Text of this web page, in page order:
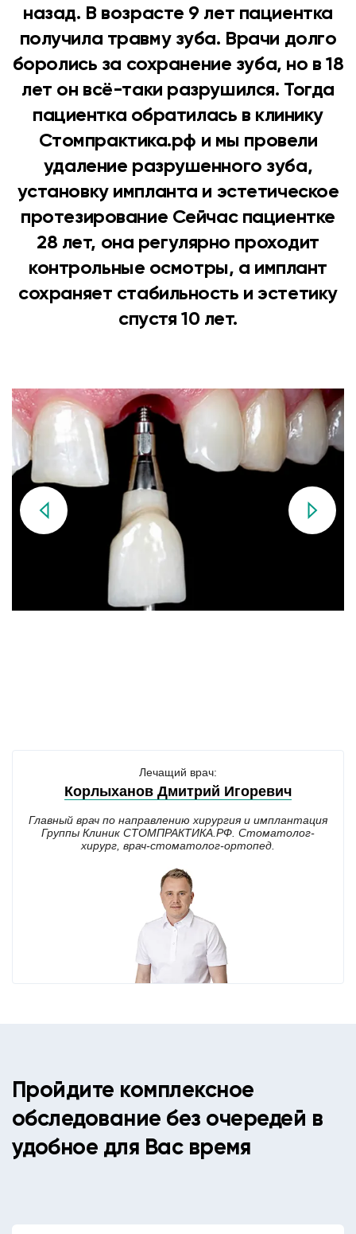
назад. В возрасте 9 лет пациентка
получила травму зуба. Врачи долго
боролись за сохранение зуба, но в 18
лет он всё-таки разрушился. Тогда
пациентка обратилась в клинику
Стомпрактика.рф и мы провели
удаление разрушенного зуба,
установку импланта и эстетическое
протезирование Сейчас пациентке
28 лет, она регулярно проходит
контрольные осмотры, а имплант
сохраняет стабильность и эстетику
спустя 10 лет.
Лечащий врач:
Корлыханов Дмитрий Игоревич
Главный врач по направлению хирургия и имплантация
Группы Клиник СТОМПРАКТИКА.РФ. Стоматолог-
хирург, врач-стоматолог-ортопед.
Пройдите комплексное
обследование без очередей в
удобное для Вас время